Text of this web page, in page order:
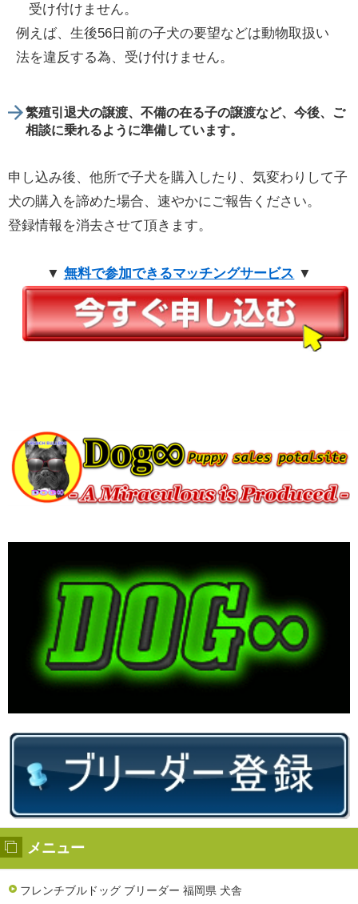
受け付けません。
例えば、生後56日前の子犬の要望などは動物取扱い
法を違反する為、受け付けません。
繁殖引退犬の譲渡、不備の在る子の譲渡など、今後、ご
相談に乗れるように準備しています。
申し込み後、他所で子犬を購入したり、気変わりして子
犬の購入を諦めた場合、速やかにご報告ください。
登録情報を消去させて頂きます。
▼ 無料で参加できるマッチングサービス ▼
メニュー
フレンチブルドッグ ブリーダー 福岡県 犬舎